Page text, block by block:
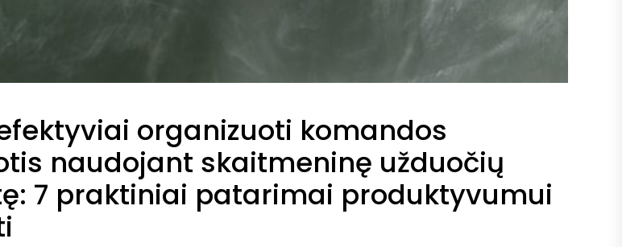
organizuoti komandos
naudojant skaitmeninę užduočių
7 praktiniai patarimai produktyvumui